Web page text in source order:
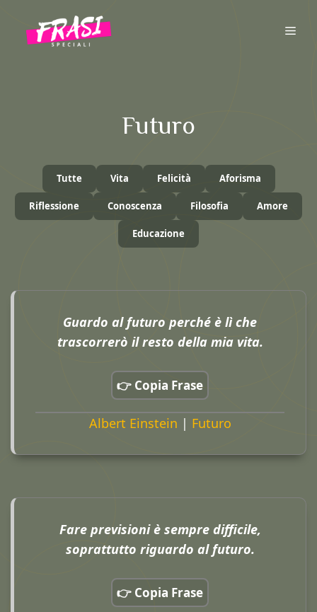
contenuto
Futuro
Tutte Vita Felicità Aforisma
Riflessione Conoscenza Filosofia Amore
Educazione
Guardo al futuro perché è lì che
trascorrerò il resto della mia vita.
👉 Copia Frase
Albert Einstein | Futuro
Fare previsioni è sempre difficile,
soprattutto riguardo al futuro.
👉 Copia Frase